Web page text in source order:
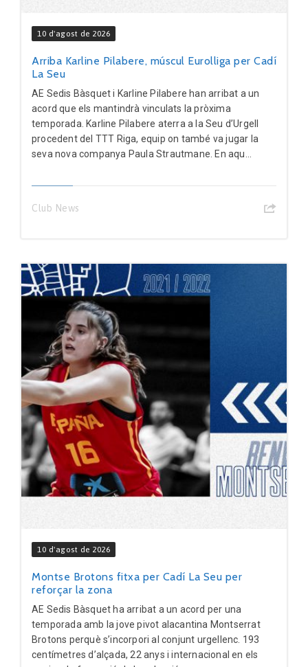
10 d'agost de 2026
Arriba Karline Pilabere, múscul Eurolliga per Cadí
La Seu
AE Sedis Bàsquet i Karline Pilabere han arribat a un
acord que els mantindrà vinculats la pròxima
temporada. Karline Pilabere aterra a la Seu d’Urgell
procedent del TTT Riga, equip on també va jugar la
seva nova companya Paula Strautmane. En aqu...
Club News
10 d'agost de 2026
Montse Brotons fitxa per Cadí La Seu per
reforçar la zona
AE Sedis Bàsquet ha arribat a un acord per una
temporada amb la jove pivot alacantina Montserrat
Brotons perquè s’incorpori al conjunt urgellenc. 193
centímetres d’alçada, 22 anys i internacional en els